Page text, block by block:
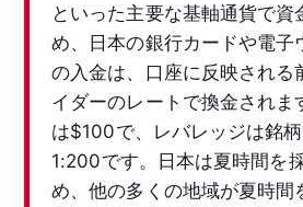
といった主要な基軸通貨で資
め、日本の銀行カードや電子
の入金は、口座に反映される
イダーのレートで換金されま
は$100で、レバレッジは銘
1:200です。日本は夏時間を
め、他の多くの地域が夏時間